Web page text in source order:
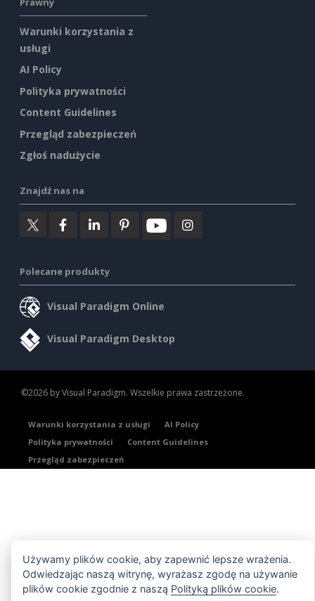
Warunki korzystania z
usługi
AI Policy
Polityka prywatności
Content Guidelines
Przegląd zabezpieczeń
Zgłoś nadużycie
Znajdź nas na
Polecane produkty
Visual Paradigm Online
Visual Paradigm Desktop
©2026 by Visual Paradigm. Wszelkie prawa zastrzeżone.
Warunki korzystania z usługi
AI Policy
Polityka prywatności
Content Guidelines
Przegląd zabezpieczeń
Używamy plików cookie, aby zapewnić lepsze wrażenia.
Odwiedzając naszą witrynę, wyrażasz zgodę na używanie
plików cookie zgodnie z naszą Polityką plików cookie.